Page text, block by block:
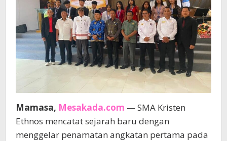
Mamasa, Mesakada.com — SMA Kristen
Ethnos mencatat sejarah baru dengan
menggelar penamatan angkatan pertama pada